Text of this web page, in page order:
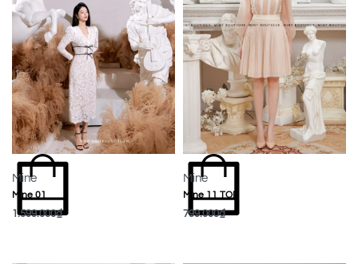
Mine
Mine 01
1.599.000₫
Mine
Mine 11 TOP
799.000₫